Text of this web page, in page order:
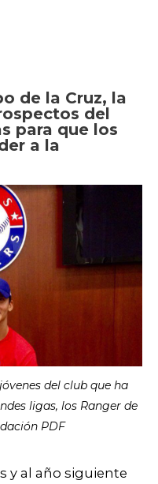
de la Cruz, la
del
para que los
a la
del club que ha
ligas, los Ranger de
PDF
y al año siguiente